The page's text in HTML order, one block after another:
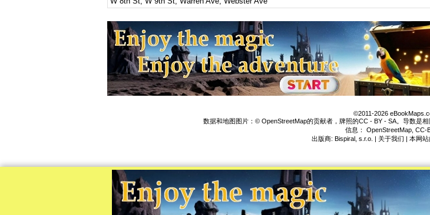
©2011-2026
数据和地图图片：© OpenStreetMap的贡献者，牌照的CC - BY - SA。导数是
信息： OpenStreetMap, CC-
出版商: Bispiral, s.r.o. | 关于我们 | 本网